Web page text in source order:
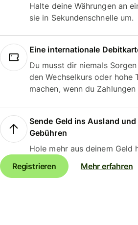
Halte deine Währungen an
sie in Sekundenschnelle um.
Eine internationale
Du musst dir niemals
den Wechselkurs oder hohe
machen, wenn du
Sende Geld ins Ausland
Gebühren
Hole mehr aus deinem Geld
Registrieren
Mehr erfahren